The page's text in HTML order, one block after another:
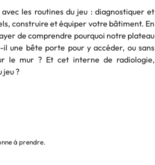
les routines du jeu : diagnostiquer et
construire et équiper votre bâtiment. En
de comprendre pourquoi notre plateau
une bête porte pour y accéder, ou sans
le mur ? Et cet interne de radiologie,
jeu ?
à prendre.